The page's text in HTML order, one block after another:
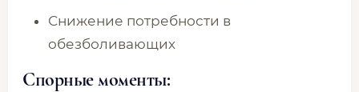
Снижение потребности в
обезболивающих
Спорные моменты: